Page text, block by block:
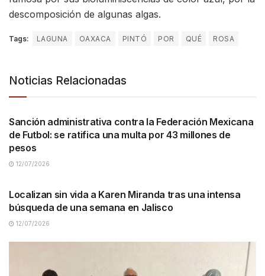
descomposición de algunas algas.
Tags: LAGUNA OAXACA PINTÓ POR QUÉ ROSA
Noticias Relacionadas
NACIONALES
Sanción administrativa contra la Federación Mexicana
de Futbol: se ratifica una multa por 43 millones de
pesos
12/07/2026
Localizan sin vida a Karen Miranda tras una intensa
búsqueda de una semana en Jalisco
12/07/2026